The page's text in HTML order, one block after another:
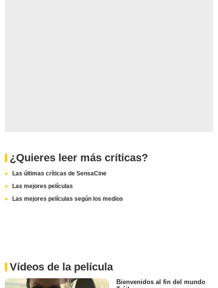
¿Quieres leer más críticas?
Las últimas críticas de SensaCine
Las mejores películas
Las mejores películas según los medios
Vídeos de la película
Bienvenidos al fin del mundo